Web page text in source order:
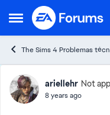
Open Side Menu
Skip to content
The Sims 4 Problemas
Forumariellehr Not
8 years ago